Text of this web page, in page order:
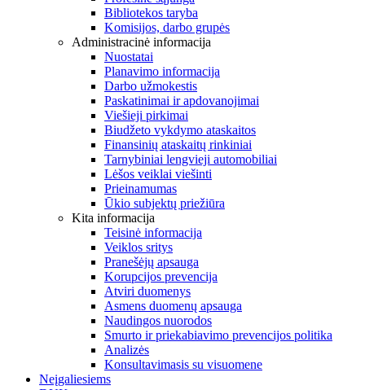
Bibliotekos taryba
Komisijos, darbo grupės
Administracinė informacija
Nuostatai
Planavimo informacija
Darbo užmokestis
Paskatinimai ir apdovanojimai
Viešieji pirkimai
Biudžeto vykdymo ataskaitos
Finansinių ataskaitų rinkiniai
Tarnybiniai lengvieji automobiliai
Lėšos veiklai viešinti
Prieinamumas
Ūkio subjektų priežiūra
Kita informacija
Teisinė informacija
Veiklos sritys
Pranešėjų apsauga
Korupcijos prevencija
Atviri duomenys
Asmens duomenų apsauga
Naudingos nuorodos
Smurto ir priekabiavimo prevencijos politika
Analizės
Konsultavimasis su visuomene
Neįgaliesiems